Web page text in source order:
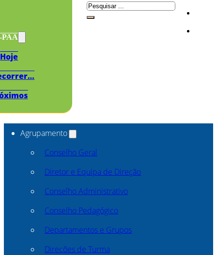
PAA
Hoje
Pesquisar
Agrupamento
Conselho Geral
Diretor e Equipa de Direção
Conselho Administrativo
Conselho Pedagógico
Departamentos e Grupos
Direcões de Turma